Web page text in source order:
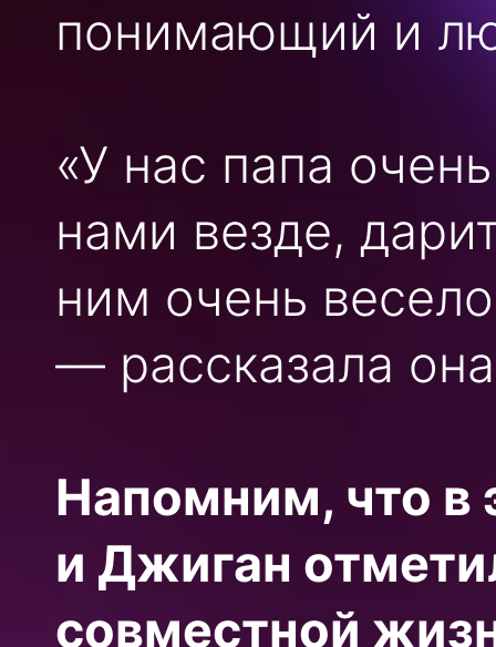
понимающий и
«У нас папа
нами везде,
ним очень
— рассказала
Напомним, что в
и Джиган
совместной